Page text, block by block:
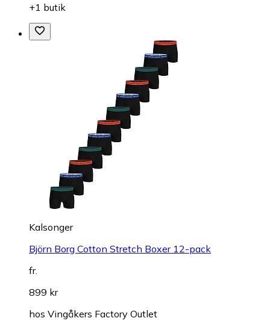
+1 butik
Kalsonger
Björn Borg Cotton Stretch Boxer 12-pack
fr.
899 kr
hos Vingåkers Factory Outlet